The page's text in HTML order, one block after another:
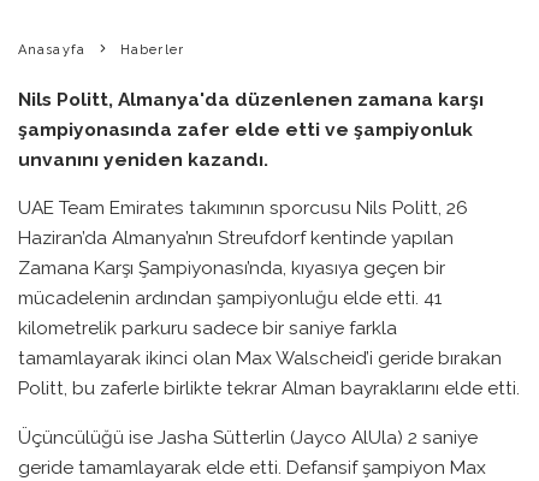
Anasayfa Haberler
Nils Politt, Almanya'da düzenlenen zamana karşı
şampiyonasında zafer elde etti ve şampiyonluk
unvanını yeniden kazandı.
UAE Team Emirates takımının sporcusu Nils Politt, 26
Haziran’da Almanya’nın Streufdorf kentinde yapılan
Zamana Karşı Şampiyonası’nda, kıyasıya geçen bir
mücadelenin ardından şampiyonluğu elde etti. 41
kilometrelik parkuru sadece bir saniye farkla
tamamlayarak ikinci olan Max Walscheid’i geride bırakan
Politt, bu zaferle birlikte tekrar Alman bayraklarını elde etti.
Üçüncülüğü ise Jasha Sütterlin (Jayco AlUla) 2 saniye
geride tamamlayarak elde etti. Defansif şampiyon Max